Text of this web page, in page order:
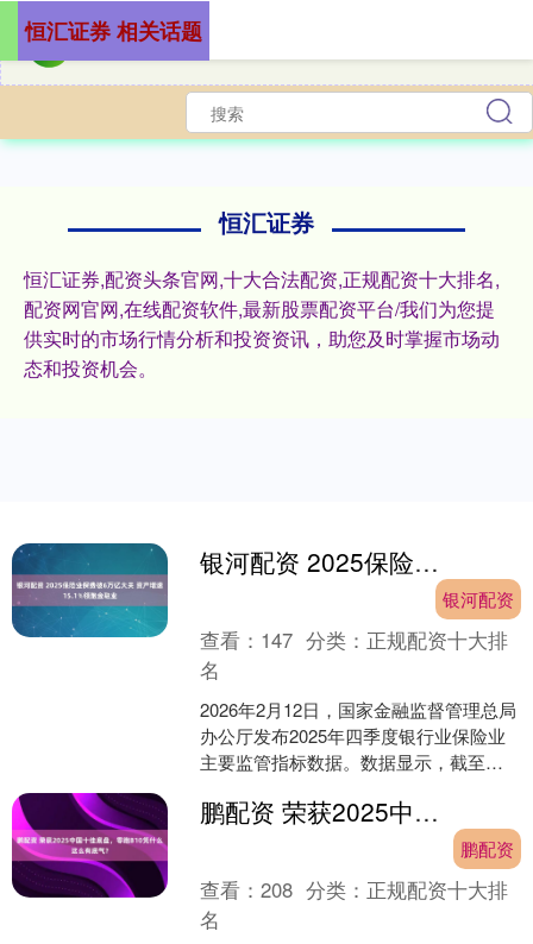
恒汇证券
恒汇证券,配资头条官网,十大合法配资,正规配资十大排名,
配资网官网,在线配资软件,最新股票配资平台/我们为您提
供实时的市场行情分析和投资资讯，助您及时掌握市场动
态和投资机会。
恒汇证券 相关话题
银河配资 2025保险业保费破6万亿大关 资产增速15.1%领跑金融业
银河配资
查看： 147 分类： 正规配资十大排
名
2026年2月12日，国家金融监督管理总局
办公厅发布2025年四季度银行业保险业
主要监管指标数据。数据显示，截至
司总资产达....
鹏配资 荣获2025中国十佳底盘，零跑B10凭什么这么有底气？
鹏配资
查看：208 分类： 正规配资十大排
名